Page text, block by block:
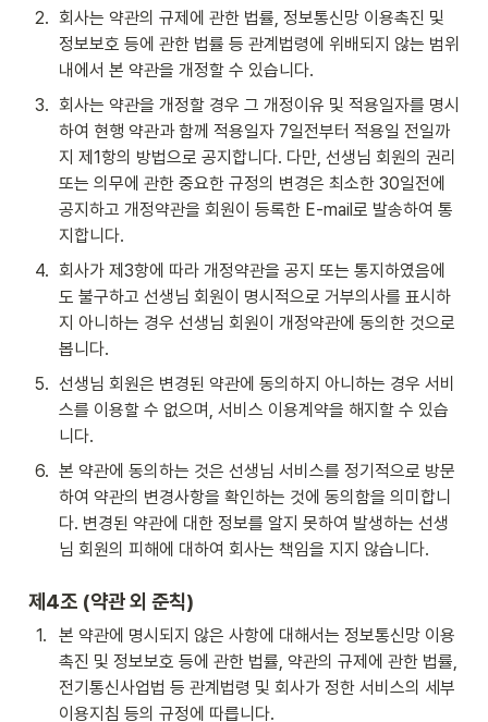
2. 회사는 약관의 규제에 관한 법률, 정보통신망 이용촉진 및
정보보호 등에 관한 법률 등 관계법령에 위배되지 않는 범위
내에서 본 약관을 개정할 수 있습니다.
3. 회사는 약관을 개정할 경우 그 개정이유 및 적용일자를 명시
하여 현행 약관과 함께 적용일자 7일전부터 적용일 전일까
지 제1항의 방법으로 공지합니다. 다만, 선생님 회원의 권리
또는 의무에 관한 중요한 규정의 변경은 최소한 30일전에
공지하고 개정약관을 회원이 등록한 E-mail로 발송하여 통
지합니다.
4. 회사가 제3항에 따라 개정약관을 공지 또는 통지하였음에
도 불구하고 선생님 회원이 명시적으로 거부의사를 표시하
지 아니하는 경우 선생님 회원이 개정약관에 동의한 것으로
봅니다.
5. 선생님 회원은 변경된 약관에 동의하지 아니하는 경우 서비
스를 이용할 수 없으며, 서비스 이용계약을 해지할 수 있습
니다.
6. 본 약관에 동의하는 것은 선생님 서비스를 정기적으로 방문
하여 약관의 변경사항을 확인하는 것에 동의함을 의미합니
다. 변경된 약관에 대한 정보를 알지 못하여 발생하는 선생
님 회원의 피해에 대하여 회사는 책임을 지지 않습니다.
제4조 (약관 외 준칙)
1.
본 약관에 명시되지 않은 사항에 대해서는 정보통신망 이용
촉진 및 정보보호 등에 관한 법률, 약관의 규제에 관한 법률,
전기통신사업법 등 관계법령 및 회사가 정한 서비스의 세부
이용지침 등의 규정에 따릅니다.